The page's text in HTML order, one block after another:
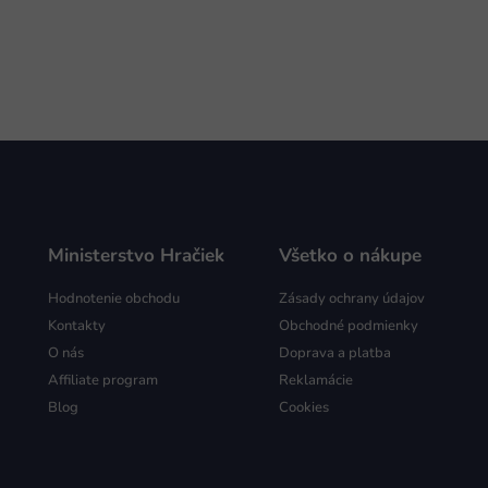
Ministerstvo Hračiek
Hodnotenie obchodu
Kontakty
O nás
Affiliate program
Blog
Všetko o nákupe
Zásady ochrany údajov
Obchodné podmienky
Doprava a platba
Reklamácie
Cookies